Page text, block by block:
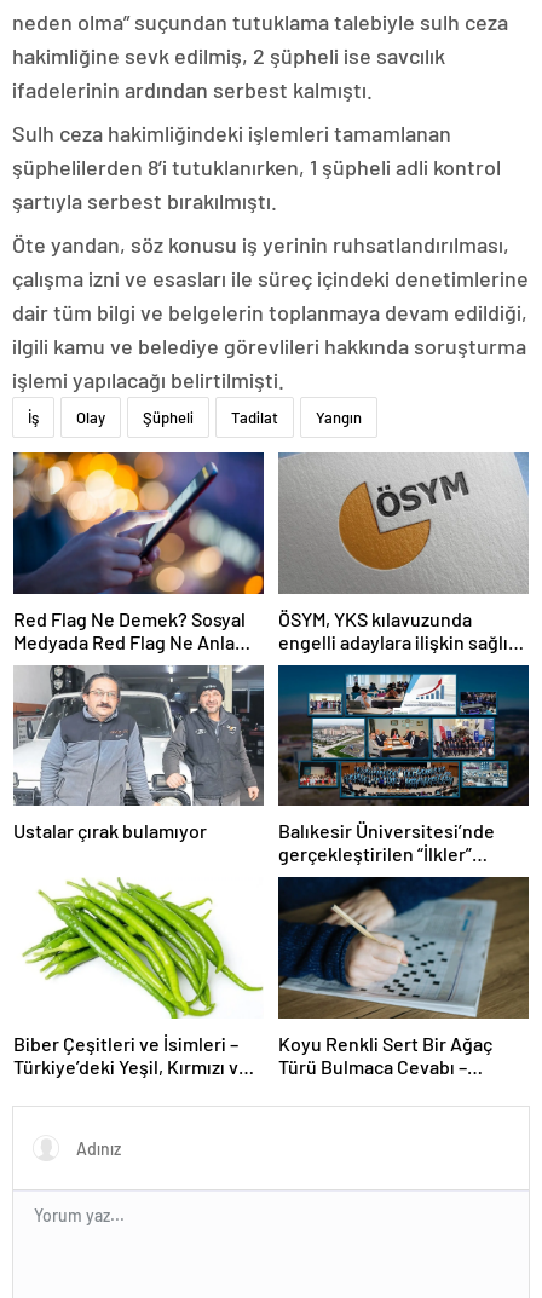
neden olma” suçundan tutuklama talebiyle sulh ceza
hakimliğine sevk edilmiş, 2 şüpheli ise savcılık
ifadelerinin ardından serbest kalmıştı.
Sulh ceza hakimliğindeki işlemleri tamamlanan
şüphelilerden 8’i tutuklanırken, 1 şüpheli adli kontrol
şartıyla serbest bırakılmıştı.
Öte yandan, söz konusu iş yerinin ruhsatlandırılması,
çalışma izni ve esasları ile süreç içindeki denetimlerine
dair tüm bilgi ve belgelerin toplanmaya devam edildiği,
ilgili kamu ve belediye görevlileri hakkında soruşturma
işlemi yapılacağı belirtilmişti.
İş Olay Şüpheli Tadilat Yangın
Red Flag Ne Demek? Sosyal
Medyada Red Flag Ne Anlama
Gelir?
ÖSYM, YKS kılavuzunda
engelli adaylara ilişkin sağlık
şartlarını güncelledi
Ustalar çırak bulamıyor
Balıkesir Üniversitesi’nde
gerçekleştirilen “İlkler”
üniversitenin geleceğini
şekillendiriyor
Biber Çeşitleri ve İsimleri –
Türkiye’deki Yeşil, Kırmızı ve
Koyu Renkli Sert Bir Ağaç
Türü Bulmaca Cevabı –
Bir Ağaç Türü